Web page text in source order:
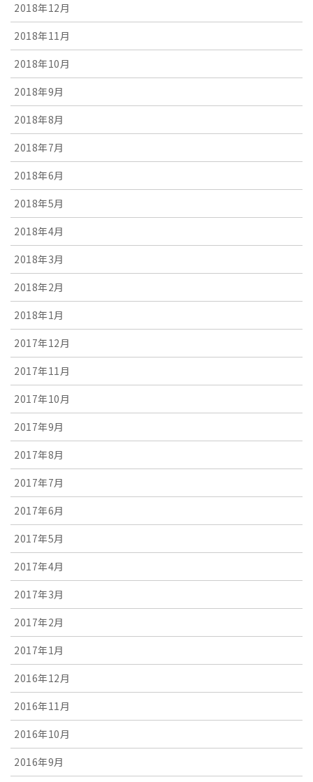
2018年12月
2018年11月
2018年10月
2018年9月
2018年8月
2018年7月
2018年6月
2018年5月
2018年4月
2018年3月
2018年2月
2018年1月
2017年12月
2017年11月
2017年10月
2017年9月
2017年8月
2017年7月
2017年6月
2017年5月
2017年4月
2017年3月
2017年2月
2017年1月
2016年12月
2016年11月
2016年10月
2016年9月